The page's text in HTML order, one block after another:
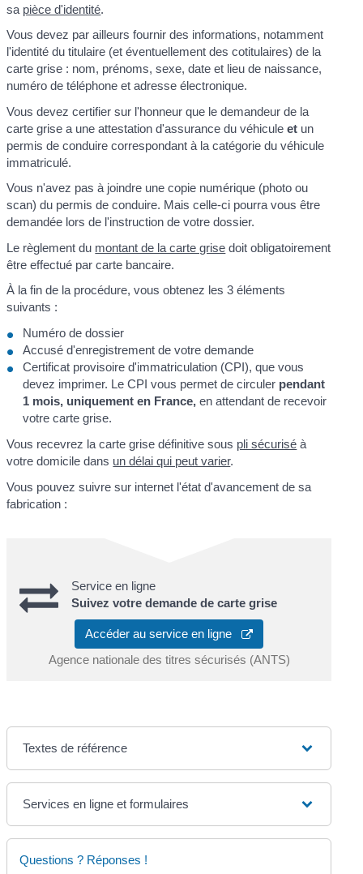
sa pièce d'identité.
Vous devez par ailleurs fournir des informations, notamment
l'identité du titulaire (et éventuellement des cotitulaires) de la
carte grise : nom, prénoms, sexe, date et lieu de naissance,
numéro de téléphone et adresse électronique.
Vous devez certifier sur l'honneur que le demandeur de la
carte grise a une attestation d'assurance du véhiculeet un
permis de conduire correspondant à la catégorie du véhicule
immatriculé.
Vous n'avez pas à joindre une copie numérique (photo ou
scan) du permis de conduire. Mais celle-ci pourra vous être
demandée lors de l'instruction de votre dossier.
Le règlement du montant de la carte grise doit obligatoirement
être effectué par carte bancaire.
À la fin de la procédure, vous obtenez les 3 éléments
suivants :
Numéro de dossier
Accusé d'enregistrement de votre demande
Certificat provisoire d'immatriculation (CPI), que vous
devez imprimer. Le CPI vous permet de circuler pendant
1 mois, uniquement en France, en attendant de recevoir
votre carte grise.
Vous recevrez la carte grise définitive sous pli sécurisé à
votre domicile dans un délai qui peut varier.
Vous pouvez suivre sur internet l'état d'avancement de sa
fabrication :
Service en ligne
Suivez votre demande de carte grise
Accéder au service en ligne
Agence nationale des titres sécurisés (ANTS)
Textes de référence
Services en ligne et formulaires
Questions ? Réponses !